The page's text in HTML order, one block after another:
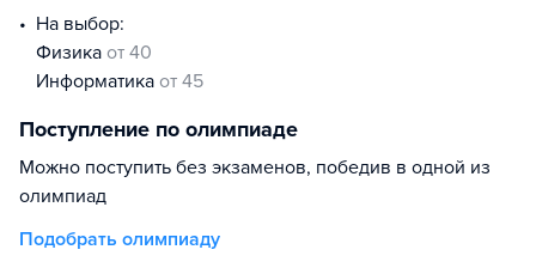
На выбор:
физика от 40
информатика от 45
Поступление по олимпиаде
Можно поступить без экзаменов, победив в одной из
олимпиад
Подобрать олимпиаду